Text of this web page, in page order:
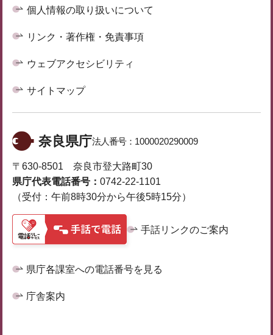
個人情報の取り扱いについて
リンク・著作権・免責事項
ウェブアクセシビリティ
サイトマップ
奈良県庁法人番号： 1000020290009
〒630-8501 奈良市登大路町30
県庁代表電話番号： 0742-22-1101
（受付：午前8時30分から午後5時15分）
手話リンクのご案内
県庁各課室への電話番号を見る
庁舎案内